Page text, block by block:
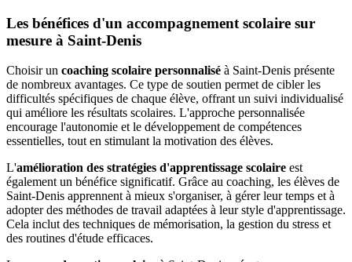
Les bénéfices d'un accompagnement scolaire sur
mesure à Saint-Denis
Choisir un coaching scolaire personnalisé à Saint-Denis présente
de nombreux avantages. Ce type de soutien permet de cibler les
difficultés spécifiques de chaque élève, offrant un suivi individualisé
qui améliore les résultats scolaires. L'approche personnalisée
encourage l'autonomie et le développement de compétences
essentielles, tout en stimulant la motivation des élèves.
L'amélioration des stratégies d'apprentissage scolaire est
également un bénéfice significatif. Grâce au coaching, les élèves de
Saint-Denis apprennent à mieux s'organiser, à gérer leur temps et à
adopter des méthodes de travail adaptées à leur style d'apprentissage.
Cela inclut des techniques de mémorisation, la gestion du stress et
des routines d'étude efficaces.